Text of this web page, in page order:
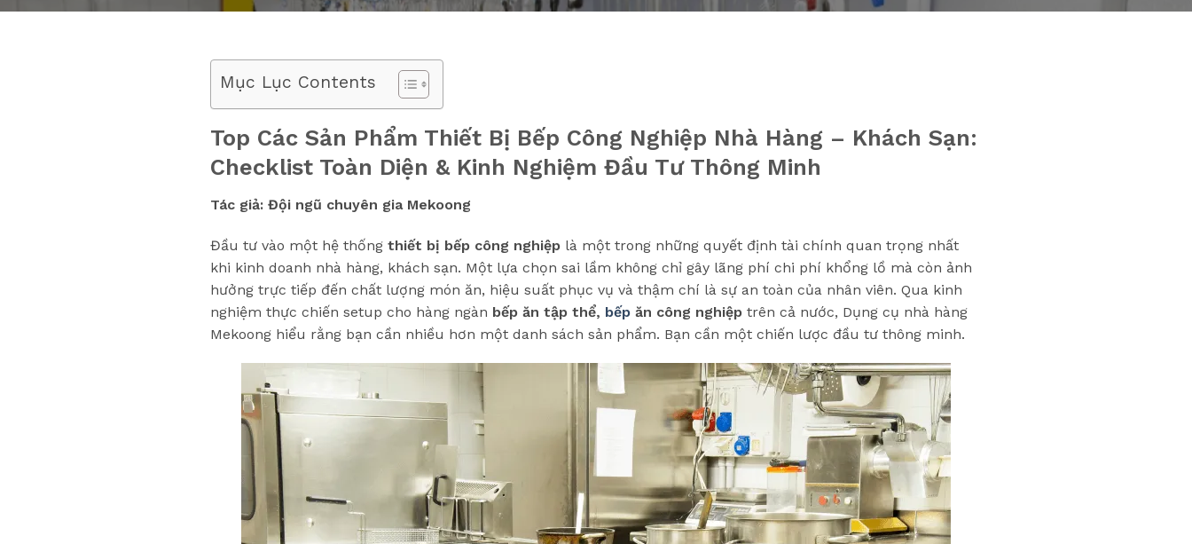
Mục Lục Contents
Top Các Sản Phẩm Thiết Bị Bếp Công Nghiệp Nhà Hàng – Khách Sạn:
Checklist Toàn Diện & Kinh Nghiệm Đầu Tư Thông Minh
Tác giả: Đội ngũ chuyên gia Mekoong
Đầu tư vào một hệ thống thiết bị bếp công nghiệp là một trong những quyết định tài chính quan trọng nhất
khi kinh doanh nhà hàng, khách sạn. Một lựa chọn sai lầm không chỉ gây lãng phí chi phí khổng lồ mà còn ảnh
hưởng trực tiếp đến chất lượng món ăn, hiệu suất phục vụ và thậm chí là sự an toàn của nhân viên. Qua kinh
nghiệm thực chiến setup cho hàng ngàn bếp ăn tập thể, bếp ăn công nghiệp trên cả nước, Dụng cụ nhà hàng
Mekoong hiểu rằng bạn cần nhiều hơn một danh sách sản phẩm. Bạn cần một chiến lược đầu tư thông minh.